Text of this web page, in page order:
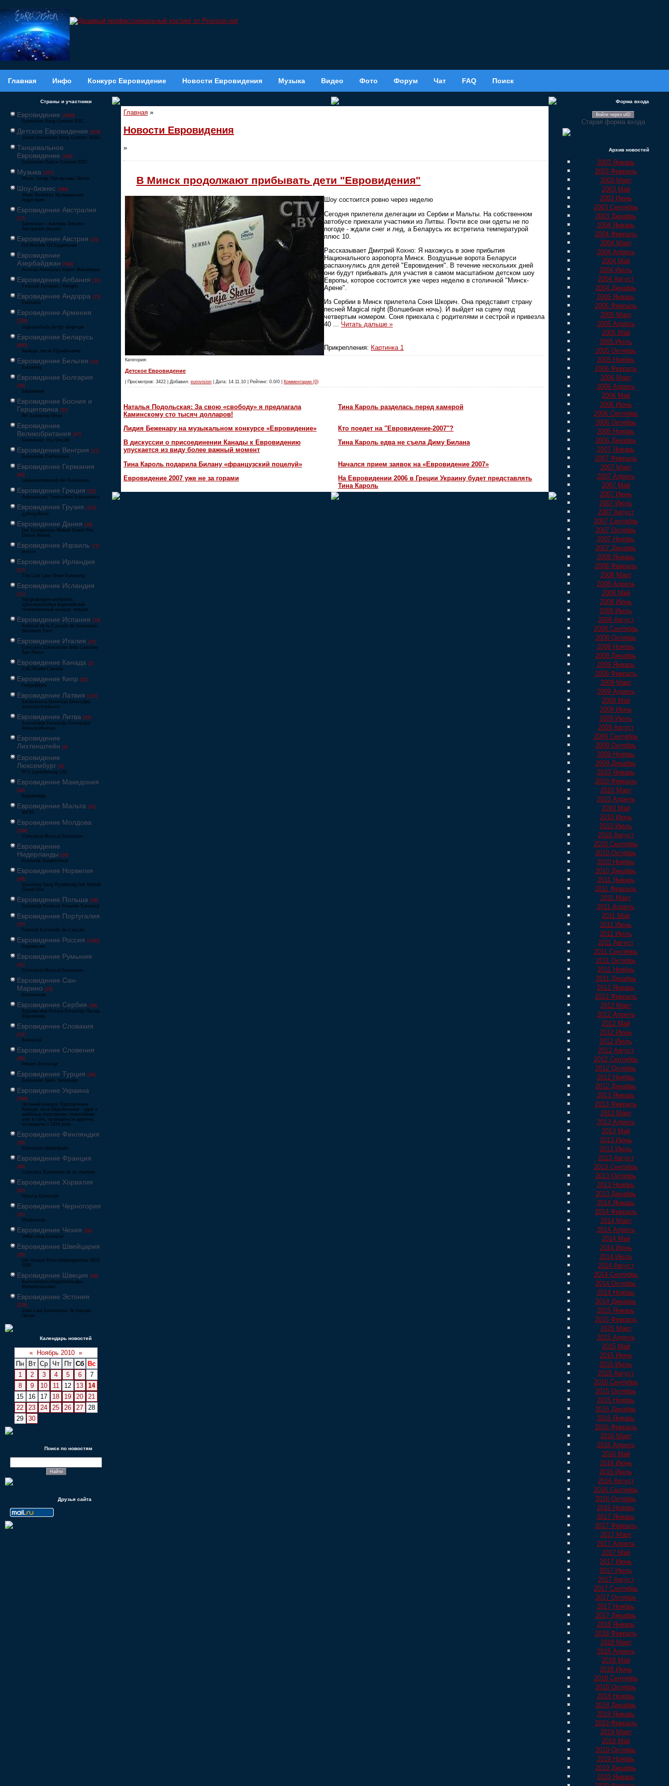
Главная Инфо Конкурс Евровидение Новости Евровидения Музыка Видео Фото Форум Чат FAQ Поиск
Страны и участники
Евровидение [1858]
Eurovision Song Contest ESC
Детское Евровидение [878]
Junior Eurovision Song Contest JESC
Танцевальное
Евровидение [106]
Eurovision Dance Contest EDC
Музыка [257]
Music Songs Поп-музыка Песни
Шоу-бизнес [564]
Show Business Музыкальная
индустрия
Евровидение Австралия
[17]
Eurovision – Australia Decides
Австралия решает
Евровидение Австрия [24]
Ö3-Wecker Ö3 Будильник
Евровидение
Азербайджан [549]
Avrovijn Avroviziya Mahnı Müsabiqəsi
Евровидение Албания [32]
Festivali Evropian i Këngës
Евровидение Андорра [15]
Eurovisió
Евровидение Армения
[228]
Եվրատեսիլ երգի մրցույթ
Евровидение Беларусь
[600]
Конкурс песні Еўрабачанне
Евровидение Бельгия [24]
Eurosong
Евровидение Болгария
[26]
Евровизия
Евровидение Босния и
Герцеговина [21]
BH Eurosong Show
Евровидение
Великобритания [67]
Eurovision: You Decide
Евровидение Венгрия [22]
Eurovíziós Dalfesztivá
Евровидение Германия
[80]
Liederwettbewerb der Eurovision
Евровидение Греция [52]
Διαγωνισμός Τραγουδιού Ευρώεικονα
Евровидение Грузия [122]
ევროვიზიის
Евровидение Дания [29]
Det Europæiske Melodi Grand Prix
Dansk Melodi
Евровидение Израиль [71]
‏אירוויזיון
Евровидение Ирландия
[27]
The Late Late Show Eurosong
Евровидение Исландия
[21]
Söngvakeppni evrópskra
sjónvarpsstöðva Европейский
телевизионный конкурс певцов
Евровидение Испания [79]
Festival de la Canción de Eurovisión
Benidorm Fest
Евровидение Италия [27]
Concorso Eurovisione della Canzone
San Remo
Евровидение Канада [3]
CBC/Radio-Canada
Евровидение Кипр [52]
Γιουροβίζιον
Евровидение Латвия [125]
Eirodziesma Eirovīzija Eirovīzijas
dziesmu konkurss
Евровидение Литва [65]
Eurovizijoje Eurovizija Eurovizijos
dainų konkursas
Евровидение
Лихтенштейн [6]
Евровидение
Люксембург [6]
RTL Luxembourg LSC
Евровидение Македония
[24]
Евровизија
Евровидение Мальта [51]
MESC
Евровидение Молдова
[134]
Concursul Muzical Eurovision
Евровидение
Нидерланды [26]
Eurovisie Songfestival
Евровидение Норвегия
[39]
Eurosong Sang Ryddesalg Nrk Melodi
Grand Prix
Евровидение Польша [36]
Eurowizja Konkurs Piosenki Eurowizji
Евровидение Португалия
[25]
Festival Eurovisão da Canção
Евровидение Россия [1062]
Европесня
Евровидение Румыния
[41]
Concursul Muzical Eurovision
Евровидение Сан-
Марино [23]
Eurovisione
Евровидение Сербия [39]
Еуровисион Pesma Evrovizije Песма
Евровизије
Евровидение Словакия
[13]
Eurovízia
Евровидение Словения
[26]
Pesem Evrovizije
Евровидение Турция [66]
Eurovision Şarkı Yarışması
Евровидение Украина
[796]
Пісенний конкурс Євробачення
Конкурс пісні Євробачення - одне з
найбільш популярних телевізійних
шоу в світі, проводиться щорічно,
починаючи з 1956 року
Евровидение Финляндия
[33]
Eurovision laulukilpailu
Евровидение Франция
[49]
Concours Eurovision de la chanson
Евровидение Хорватия
[22]
Pjesma Eurovizije
Евровидение Черногория
[21]
Montevizija
Евровидение Чехия [26]
Velká cena Eurovize
Евровидение Швейцария
[35]
Die Grosse Entscheidungsshow SRG
SSR
Евровидение Швеция [48]
Eurovisionsschlagerfestivalen
Melodifestivalen
Евровидение Эстония
[226]
Eesti Laul Eurovisioon Эстонская
Песня
Календарь новостей
« Ноябрь 2010 »
Пн
Вт Ср Чт Пт Сб
Вс
1
2 3 4 5 6
7
8
9 10 11 12 13
14
15
16 17 18 19 20
21
22
23 24 25 26 27
28
29
30
Поиск по новостям
Друзья сайта
Главная »
Новости Евровидения
»
В Минск продолжают прибывать дети "Евровидения"
Шоу состоится ровно через неделю
Сегодня прилетели делегации из Сербии и Мальты. На собственном
автобусе приехали участники из Литвы. Почти все они одеты не по
погоде - ждали снег и лед, а Беларусь их встретила температурой
плюс 10.
Рассказывает Дмитрий Кохно: Я нахожусь в зоне прибытия
Национального аэропорта Минск. Воздушные ворота Беларуси
распахнулись для детей "Евровидения". В течение нескольких дней
они будут прибывать для участия в самом масштабном детском шоу
Европы, которое состоится уже через неделю в столичной "Минск-
Арене".
Из Сербии в Минск прилетела Соня Шкорич. Она представит страну
песней Magical night (Волшебная ночь). И выйдет на сцену под
четвертым номером. Соня приехала с родителями и сестрой и привезла
40 ... Читать дальше »
Прикрепления: Картинка 1
Категория:
Детское Евровидение
| Просмотров: 3422 | Добавил: eurovision | Дата: 14.11.10 | Рейтинг: 0.0/0 | Комментарии (0)
Наталья Подольская: За свою «свободу» я предлагала
Каминскому сто тысяч долларов!
Тина Кароль разделась перед камерой
Лидия Беженару на музыкальном конкурсе «Евровидение»
Кто поедет на "Евровидение-2007"?
В дискуссии о присоединении Канады к Евровидению
упускается из виду более важный момент
Тина Кароль едва не съела Диму Билана
Тина Кароль подарила Билану «французский поцелуй»
Начался прием заявок на «Евровидение 2007»
Евровидение 2007 уже не за горами
На Евровидении 2006 в Греции Украину будет представлять
Тина Кароль
Форма входа
Войти через uID
Старая форма входа
Архив новостей
2003 Январь
2003 Февраль
2003 Март
2003 Май
2003 Июнь
2003 Сентябрь
2003 Декабрь
2004 Январь
2004 Февраль
2004 Март
2004 Апрель
2004 Май
2004 Июль
2004 Август
2004 Декабрь
2005 Январь
2005 Февраль
2005 Март
2005 Апрель
2005 Май
2005 Июль
2005 Октябрь
2005 Ноябрь
2006 Февраль
2006 Март
2006 Апрель
2006 Май
2006 Июнь
2006 Сентябрь
2006 Октябрь
2006 Ноябрь
2006 Декабрь
2007 Январь
2007 Февраль
2007 Март
2007 Апрель
2007 Май
2007 Июнь
2007 Июль
2007 Август
2007 Сентябрь
2007 Октябрь
2007 Ноябрь
2007 Декабрь
2008 Январь
2008 Февраль
2008 Март
2008 Апрель
2008 Май
2008 Июнь
2008 Июль
2008 Август
2008 Сентябрь
2008 Октябрь
2008 Ноябрь
2008 Декабрь
2009 Январь
2009 Февраль
2009 Март
2009 Апрель
2009 Май
2009 Июнь
2009 Июль
2009 Август
2009 Сентябрь
2009 Октябрь
2009 Ноябрь
2009 Декабрь
2010 Январь
2010 Февраль
2010 Март
2010 Апрель
2010 Май
2010 Июнь
2010 Июль
2010 Август
2010 Сентябрь
2010 Октябрь
2010 Ноябрь
2010 Декабрь
2011 Январь
2011 Февраль
2011 Март
2011 Апрель
2011 Май
2011 Июнь
2011 Июль
2011 Август
2011 Сентябрь
2011 Октябрь
2011 Ноябрь
2011 Декабрь
2012 Январь
2012 Февраль
2012 Март
2012 Апрель
2012 Май
2012 Июнь
2012 Июль
2012 Август
2012 Сентябрь
2012 Октябрь
2012 Ноябрь
2012 Декабрь
2013 Январь
2013 Февраль
2013 Март
2013 Апрель
2013 Май
2013 Июнь
2013 Июль
2013 Август
2013 Сентябрь
2013 Октябрь
2013 Ноябрь
2013 Декабрь
2014 Январь
2014 Февраль
2014 Март
2014 Апрель
2014 Май
2014 Июнь
2014 Июль
2014 Август
2014 Сентябрь
2014 Октябрь
2014 Ноябрь
2014 Декабрь
2015 Январь
2015 Февраль
2015 Март
2015 Апрель
2015 Май
2015 Июнь
2015 Июль
2015 Август
2015 Сентябрь
2015 Октябрь
2015 Ноябрь
2015 Декабрь
2016 Январь
2016 Февраль
2016 Март
2016 Апрель
2016 Май
2016 Июнь
2016 Июль
2016 Август
2016 Сентябрь
2016 Октябрь
2016 Ноябрь
2017 Январь
2017 Февраль
2017 Март
2017 Апрель
2017 Май
2017 Июнь
2017 Июль
2017 Август
2017 Сентябрь
2017 Октябрь
2017 Ноябрь
2017 Декабрь
2018 Январь
2018 Февраль
2018 Март
2018 Апрель
2018 Май
2018 Июнь
2018 Сентябрь
2018 Октябрь
2018 Ноябрь
2018 Декабрь
2019 Январь
2019 Февраль
2019 Март
2019 Май
2019 Октябрь
2019 Ноябрь
2019 Декабрь
2020 Январь